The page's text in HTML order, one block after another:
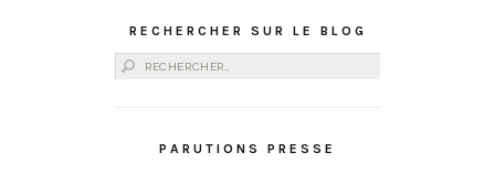
RECHERCHER SUR LE BLOG
Rechercher :
PARUTIONS PRESSE